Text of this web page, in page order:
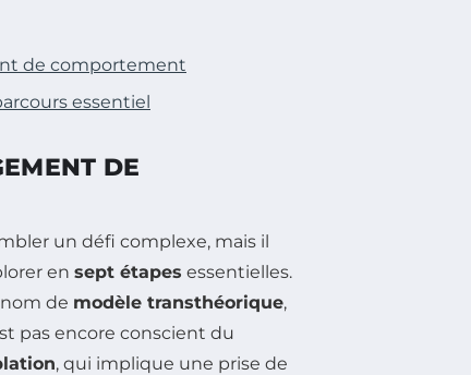
de comportement
essentiel
DE
un défi complexe, mais il
en sept étapes essentielles.
de modèle transthéorique,
pas encore conscient du
, qui implique une prise de